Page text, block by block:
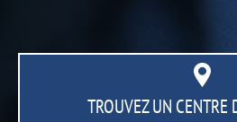
TROUVEZ UN CENTRE